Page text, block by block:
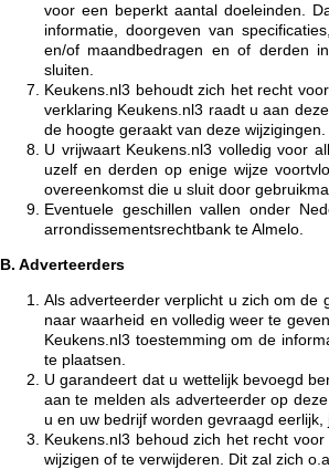
voor een beperkt aantal doeleinden.
informatie, doorgeven van
en/of maandbedragen en of derden
sluiten.
Keukens.nl3 behoudt zich het recht
verklaring Keukens.nl3 raadt u aan
de hoogte geraakt van deze wijzigingen.
U vrijwaart Keukens.nl3 volledig voor
uzelf en derden op enige wijze
overeenkomst die u sluit door
Eventuele geschillen vallen onder
arrondissementsrechtbank te Almelo.
B. Adverteerders
Als adverteerder verplicht u zich om de
naar waarheid en volledig weer te
Keukens.nl3 toestemming om de
te plaatsen.
U garandeert dat u wettelijk bevoegd
aan te melden als adverteerder op
u en uw bedrijf worden gevraagd
Keukens.nl3 behoud zich het recht
wijzigen of te verwijderen. Dit zal zich